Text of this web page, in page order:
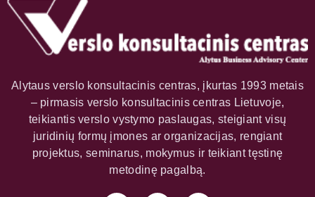
Alytaus verslo konsultacinis centras, įkurtas 1993 metais
– pirmasis verslo konsultacinis centras Lietuvoje,
teikiantis verslo vystymo paslaugas, steigiant visų
juridinių formų įmones ar organizacijas, rengiant
projektus, seminarus, mokymus ir teikiant tęstinę
metodinę pagalbą.